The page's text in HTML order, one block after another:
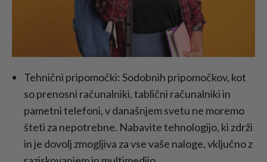
Tehnični pripomočki: Sodobnih pripomočkov, kot
so prenosni računalniki, tablični računalniki in
pametni telefoni, v današnjem svetu ne moremo
šteti za nepotrebne. Nabavite tehnologijo, ki zdrži
in je dovolj zmogljiva za vse vaše naloge, vključno z